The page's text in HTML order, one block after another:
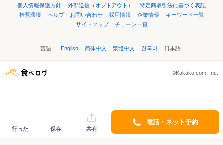
個人情報保護方針
外部送信（オプトアウト）
特定商取引法に基づく表記
推奨環境
ヘルプ・お問い合わせ 採用情報 企業情報
キーワード一覧
サイトマップ
チェーン一覧
言語： English 简体中文 繁體中文 한국어 日本語
©Kakaku.com, Inc.
行った 保存 共有
電話・ネット予約